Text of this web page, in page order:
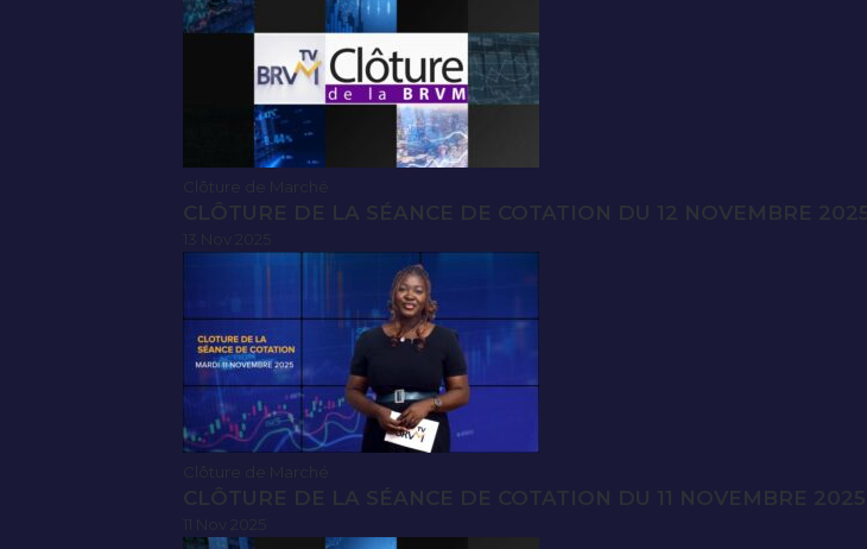
CLÔTURE DE LA SÉANCE DE COTATION DU 12 NOVEMBRE 2025
CLÔTURE DE LA SÉANCE DE COTATION DU 11 NOVEMBRE 2025